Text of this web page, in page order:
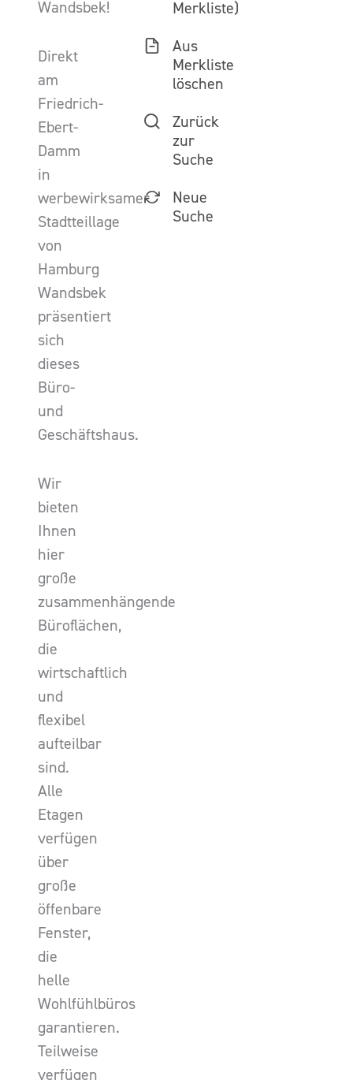
Wandsbek!
Direkt
am
Friedrich-
Ebert-
Damm
in
werbewirksamer
Stadtteillage
von
Hamburg
Wandsbek
präsentiert
sich
dieses
Büro-
und
Geschäftshaus.
Wir
bieten
Ihnen
hier
große
zusammenhängende
Büroflächen,
die
wirtschaftlich
und
flexibel
aufteilbar
sind.
Alle
Etagen
verfügen
über
große
öffenbare
Fenster,
die
helle
Wohlfühlbüros
garantieren.
Teilweise
verfügen
Merkliste)
Aus
Merkliste
löschen
Zurück
zur
Suche
Neue
Suche